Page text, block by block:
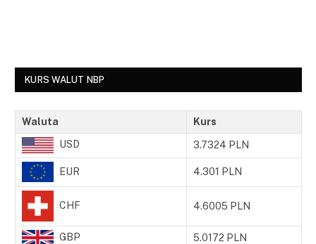
KURS WALUT NBP
Waluta Kurs
USD 3.7324 PLN
EUR 4.301 PLN
CHF 4.6005 PLN
GBP 5.0172 PLN